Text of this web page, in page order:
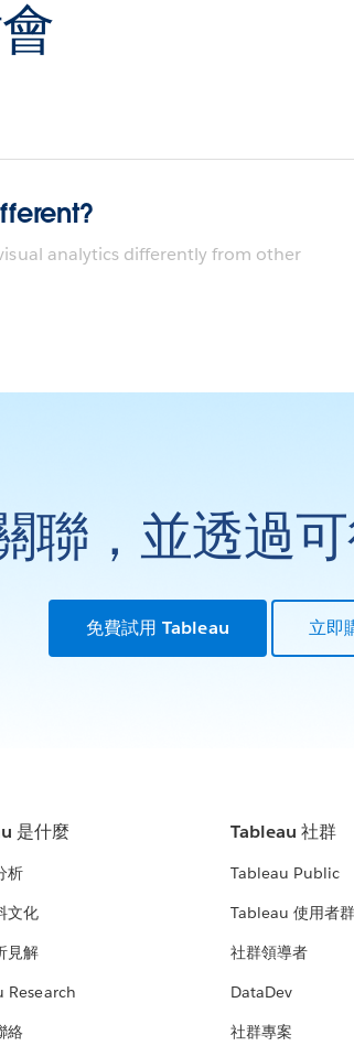
analytics differently from other
聯，並透過可
免費試用 Tableau 立即
是什麼
析
文化
見解
Research
絡
Tableau 社群
Tableau Public
Tableau 使用者
社群領導者
DataDev
社群專案